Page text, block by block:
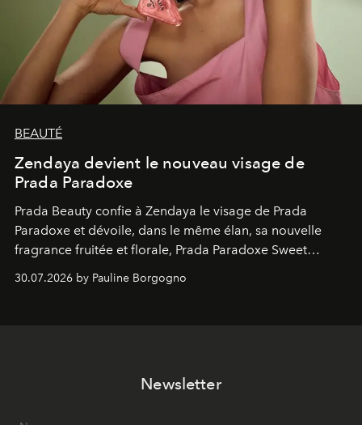
BEAUTÉ
Zendaya devient le nouveau visage de
Prada Paradoxe
Prada Beauty confie à Zendaya le visage de Prada
Paradoxe et dévoile, dans le même élan, sa nouvelle
fragrance fruitée et florale, Prada Paradoxe Sweet
Chemistry Eau de Parfum.
30.07.2026 by Pauline Borgogno
Newsletter